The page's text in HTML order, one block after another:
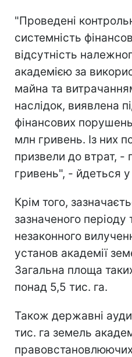
"Проведені
системність
відсутність
академією за
майна та
наслідок, виявлена
фінансових
млн гривень. Із них
призвели до втрат, -
гривень", - йдеться у
Крім того,
зазначеного
незаконного
установ академії
Загальна площа
понад 5,5 тис. га.
Також державні
тис. га земель